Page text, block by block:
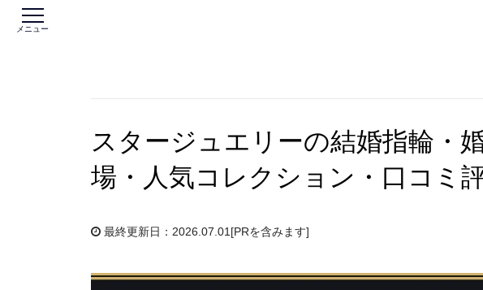
メニュー
スタージュエリーの結婚指輪・
場・人気コレクション・口コミ
最終更新日：2026.07.01 [PRを含みます]